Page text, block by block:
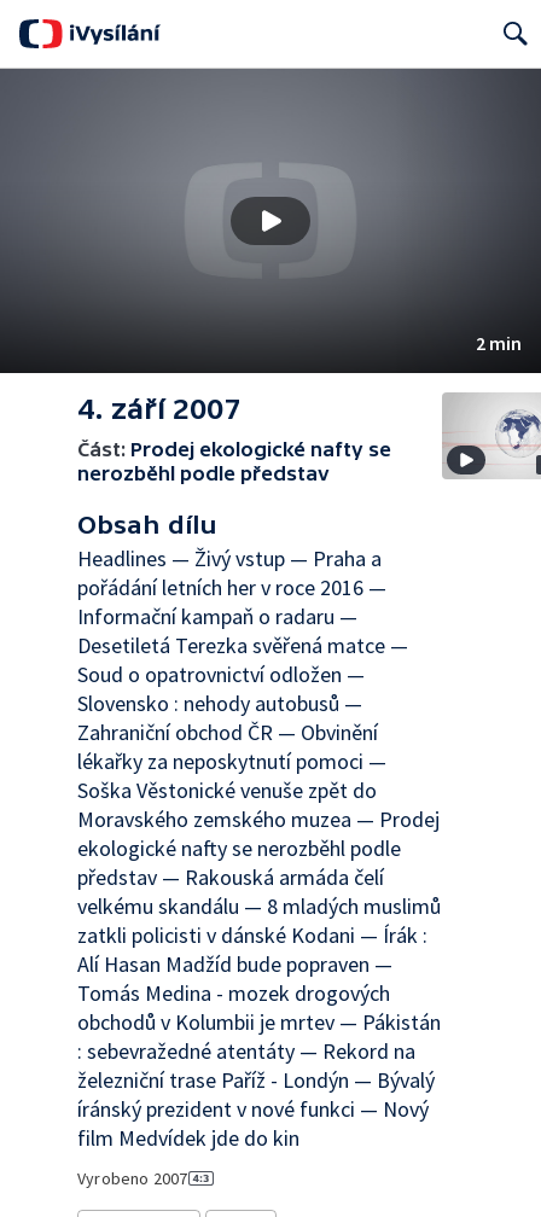
2 min
4. září 2007
Část: Prodej ekologické nafty se
nerozběhl podle představ
Obsah dílu
Headlines — Živý vstup — Praha a
pořádání letních her v roce 2016 —
Informační kampaň o radaru —
Desetiletá Terezka svěřená matce —
Soud o opatrovnictví odložen —
Slovensko : nehody autobusů —
Zahraniční obchod ČR — Obvinění
lékařky za neposkytnutí pomoci —
Soška Věstonické venuše zpět do
Moravského zemského muzea — Prodej
ekologické nafty se nerozběhl podle
představ — Rakouská armáda čelí
velkému skandálu — 8 mladých muslimů
zatkli policisti v dánské Kodani — Írák :
Alí Hasan Madžíd bude popraven —
Tomás Medina - mozek drogových
obchodů v Kolumbii je mrtev — Pákistán
: sebevražedné atentáty — Rekord na
železniční trase Paříž - Londýn — Bývalý
íránský prezident v nové funkci — Nový
film Medvídek jde do kin
Vyrobeno 2007